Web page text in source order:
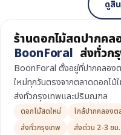
ดูสิ
ร้านดอกไม้สดปากค
BoonForal ส่งทั่วก
BoonForal ตั้งอยู่ที่ปากคลอง
ใหม่ทุกวันตรงจากตลาดดอกไ
ส่งทั่วกรุงเทพและปริมณฑล
ดอกไม้สดใหม่ ใกล้ปากคลองต
ส่งทั่วกรุงเทพ
ส่งด่วน 2-3 ชม.